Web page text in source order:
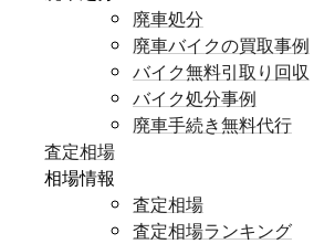
廃車処分
廃車バイクの買取事例
バイク無料引取り回収
バイク処分事例
廃車手続き無料代行
査定相場
相場情報
査定相場
査定相場ランキング